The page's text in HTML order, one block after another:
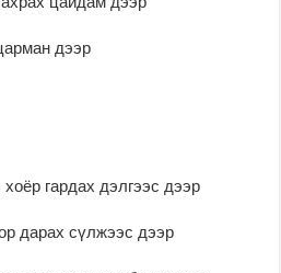
дээр
гардах дэлгээс дээр
дарах сүлжээс дээр